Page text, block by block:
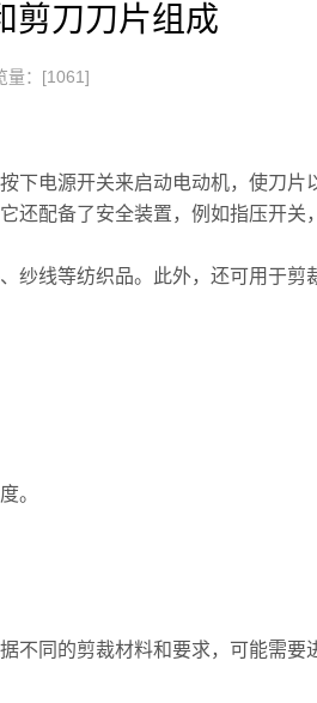
剪刀刀片组成
量：[1061]
电源开关来启动电动机，使刀片
还配备了安全装置，例如指压开关
纱线等纺织品。此外，还可用于剪
。
同的剪裁材料和要求，可能需要